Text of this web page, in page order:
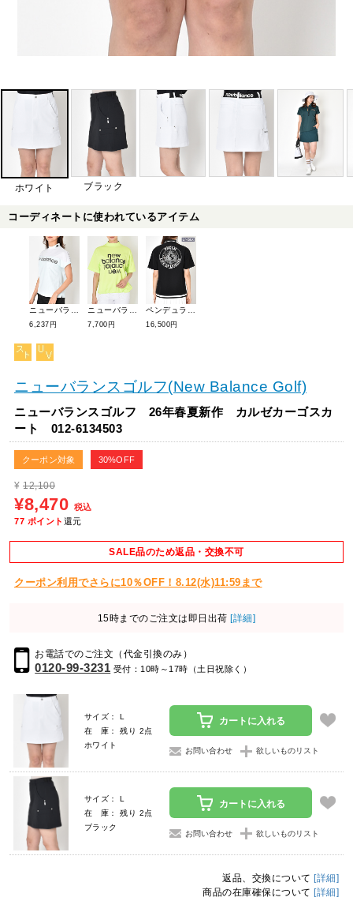
ホワイト ブラック
コーディネートに使われているアイテム
6,237円 7,700円 16,500円
ニューバランスゴルフ(New Balance Golf)
ニューバランスゴルフ 26年春夏新作 カルゼカーゴスカ
ート 012-6134503
クーポン対象 30%OFF
¥ 12,100
¥8,470 税込
77 ポイント 還元
SALE品のため返品・交換不可
クーポン利用でさらに10％OFF！8.12(水)11:59まで
15時までのご注文は即日出荷 [詳細]
お電話でのご注文（代金引換のみ）
0120-99-3231 受付：10時～17時（土日祝除く）
サイズ： L
在 庫： 残り 2点
ホワイト
カートに入れる
お問い合わせ 欲しいものリスト
サイズ： L
在 庫： 残り 2点
ブラック
カートに入れる
お問い合わせ 欲しいものリスト
返品、交換について [詳細]
商品の在庫確保について [詳細]